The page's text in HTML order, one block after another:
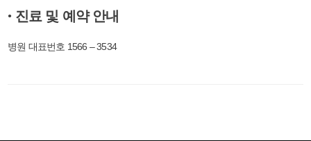
● 진료 및 예약 안내
병원 대표번호 1566 – 3534